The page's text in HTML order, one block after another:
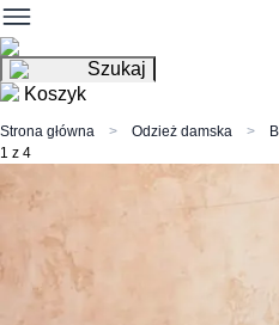
Szukaj
Koszyk
Strona główna Odzież damska
1 z 4